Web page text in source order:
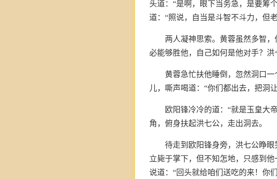
头道：“是啊，眼下当务急，是要筹
道：“照说，自当是斗智不斗力，但
两人凝神思索。黄蓉虽然多智
必能够胜他，自己如何是他对手？洪
黄蓉急忙扶他睡倒，忽然洞口
儿，嘶声喝道：“你们都出去，把洞
欧阳锋冷冷的道：“就是玉皇大
角，俯身扶起洪七公，走出洞去。
待走到欧阳锋身旁，洪七公睁
立毙于掌下，但不知怎地，只感到
说道：“回头就给咱们送吃的来！你